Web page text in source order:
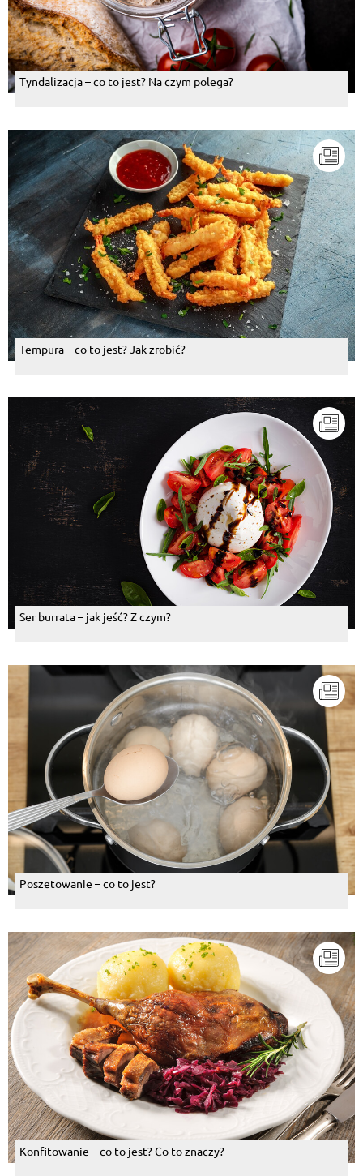
Tyndalizacja – co to jest? Na czym polega?
Tempura – co to jest? Jak zrobić?
Ser burrata – jak jeść? Z czym?
Poszetowanie – co to jest?
Konfitowanie – co to jest? Co to znaczy?